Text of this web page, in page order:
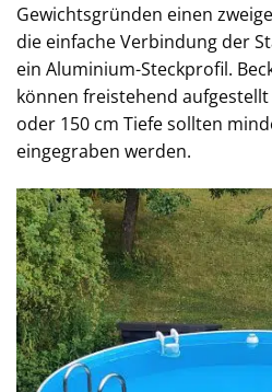
Gewichtsgründen einen
die einfache Verbindung der
ein Aluminium-Steckprofil.
können freistehend
oder 150 cm Tiefe sollten
eingegraben werden.